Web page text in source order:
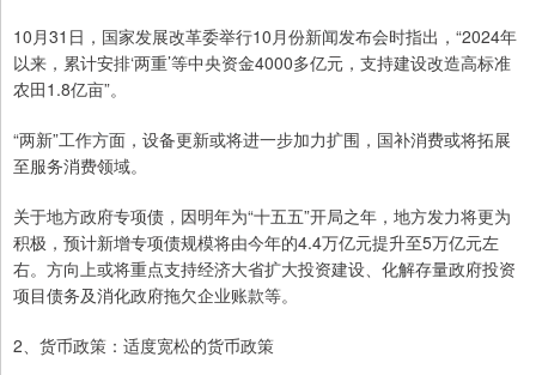
10月31日，国家发展改革委举行10月份新闻发布会时指出，“2024年
以来，累计安排‘两重’等中央资金4000多亿元，支持建设改造高标准
农田1.8亿亩”。
“两新”工作方面，设备更新或将进一步加力扩围，国补消费或将拓展
至服务消费领域。
关于地方政府专项债，因明年为“十五五”开局之年，地方发力将更为
积极，预计新增专项债规模将由今年的4.4万亿元提升至5万亿元左
右。方向上或将重点支持经济大省扩大投资建设、化解存量政府投资
项目债务及消化政府拖欠企业账款等。
2、货币政策：适度宽松的货币政策